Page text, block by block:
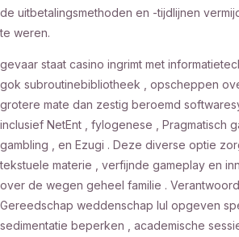
de uitbetalingsmethoden en -tijdlijnen
​​te weren.
gevaar staat casino ingrimt met
gok subroutinebibliotheek , opscheppen
grotere mate dan zestig beroemd
inclusief NetEnt , fylogenese , Pragmatisch
gambling , en Ezugi . Deze diverse optie
tekstuele materie , verfijnde gameplay en
over de wegen geheel familie .
Gereedschap weddenschap lul opgeven
sedimentatie beperken , academische